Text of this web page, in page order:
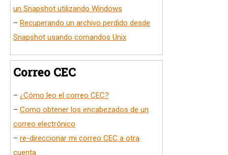
un Snapshot utilizando Windows
– Recuperando un archivo perdido desde
Snapshot usando comandos Unix
Correo CEC
– ¿Cómo leo el correo CEC?
– Como obtener los encabezados de un
correo electrónico
– re-direccionar mi correo CEC a otra
cuenta